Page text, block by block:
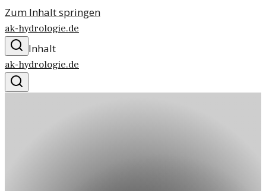
Zum Inhalt springen
ak-hydrologie.de
Inhalt
ak-hydrologie.de